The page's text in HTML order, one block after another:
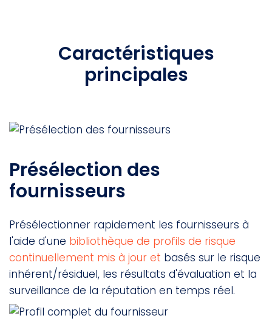
Caractéristiques
principales
Présélection des
fournisseurs
Présélectionner rapidement les fournisseurs à
l'aide d'une bibliothèque de profils de risque
continuellement mis à jour et basés sur le risque
inhérent/résiduel, les résultats d'évaluation et la
surveillance de la réputation en temps réel.